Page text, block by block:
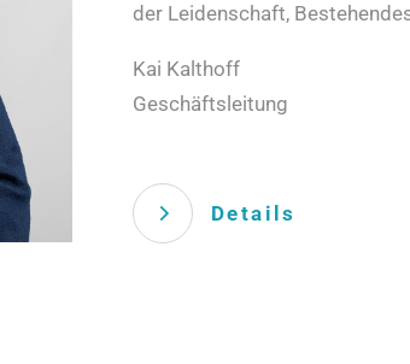
der Leidenschaft,
Kai Kalthoff
Geschäftsleitung
Details